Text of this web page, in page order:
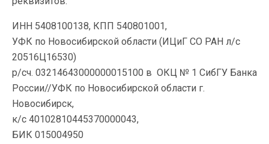
ИНН 5408100138, КПП 540801001,
УФК по Новосибирской области (ИЦиГ СО РАН л/с
20516Ц16530)
р/сч. 03214643000000015100 в ОКЦ № 1 СибГУ Банка
России//УФК по Новосибирской области г.
Новосибирск,
к/с 40102810445370000043,
БИК 015004950